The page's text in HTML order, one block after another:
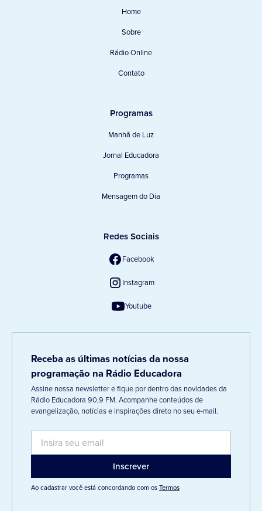
Home
Sobre
Rádio Online
Contato
Programas
Manhã de Luz
Jornal Educadora
Programas
Mensagem do Dia
Redes Sociais
Facebook
Instagram
Youtube
Receba as últimas notícias da nossa
programação na Rádio Educadora
Assine nossa newsletter e fique por dentro das novidades da
Rádio Educadora 90,9 FM. Acompanhe conteúdos de
evangelização, notícias e inspirações direto no seu e-mail.
Ao cadastrar você está concordando com osTermos